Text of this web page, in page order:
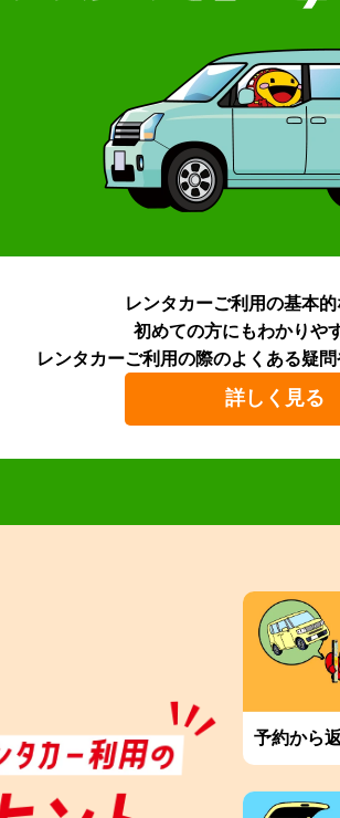
レンタカーご利用の基本
初めての方にもわかりや
レンタカーご利用の際のよくある疑問
詳しく見る
予約から